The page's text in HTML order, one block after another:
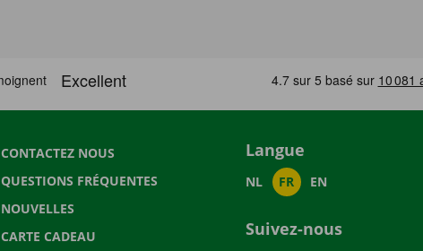
CONTACTEZ NOUS
QUESTIONS FRÉQUENTES
NOUVELLES
CARTE CADEAU
Langue
NL FR EN
Suivez-nous